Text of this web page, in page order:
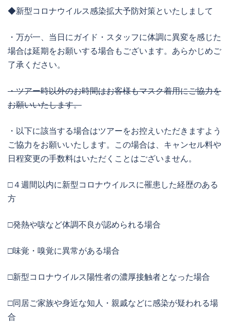
◆新型コロナウイルス感染拡大予防対策といたしまして
・万が一、当日にガイド・スタッフに体調に異変を感じた
場合は延期をお願いする場合もございます。あらかじめご
了承ください。
・ツアー時以外のお時間はお客様もマスク着用にご協力を
お願いいたします。
・以下に該当する場合はツアーをお控えいただきますよう
ご協力をお願いいたします。この場合は、キャンセル料や
日程変更の手数料はいただくことはございません。
□４週間以内に新型コロナウイルスに罹患した経歴のある
方
□発熱や咳など体調不良が認められる場合
□味覚・嗅覚に異常がある場合
□新型コロナウイルス陽性者の濃厚接触者となった場合
□同居ご家族や身近な知人・親戚などに感染が疑われる場
合